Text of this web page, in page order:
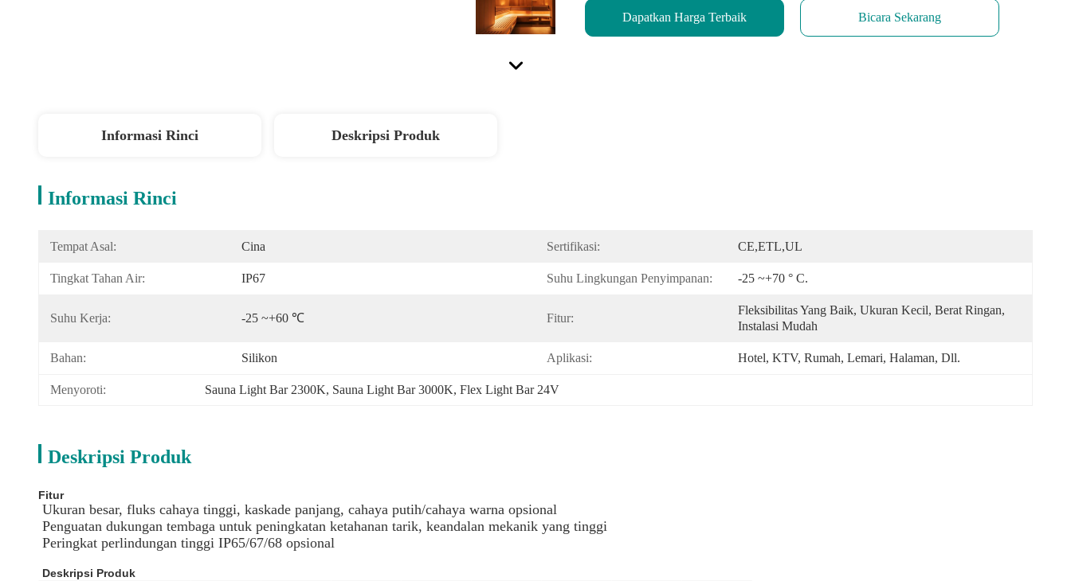
Dapatkan Harga Terbaik Bicara Sekarang
Informasi Rinci Deskripsi Produk
Informasi Rinci
Tempat Asal: Cina Sertifikasi: CE,ETL,UL
Tingkat Tahan Air: IP67 Suhu Lingkungan Penyimpanan: -25 ~+70 ° C.
Suhu Kerja: -25 ~+60 ℃ Fitur:
Fleksibilitas Yang Baik, Ukuran Kecil, Berat Ringan,
Instalasi Mudah
Bahan: Silikon Aplikasi: Hotel, KTV, Rumah, Lemari, Halaman, Dll.
Menyoroti: Sauna Light Bar 2300K, Sauna Light Bar 3000K, Flex Light Bar 24V
Deskripsi Produk
Fitur
Ukuran besar, fluks cahaya tinggi, kaskade panjang, cahaya putih/cahaya warna opsional
Penguatan dukungan tembaga untuk peningkatan ketahanan tarik, keandalan mekanik yang tinggi
Peringkat perlindungan tinggi IP65/67/68 opsional
Deskripsi Produk